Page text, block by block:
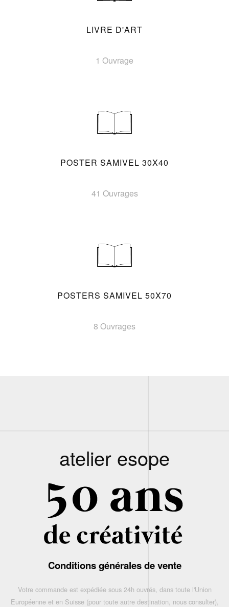
LIVRE D'ART
1 Ouvrage
POSTER SAMIVEL 30X40
41 Ouvrages
POSTERS SAMIVEL 50X70
8 Ouvrages
atelier esope
Conditions générales de vente
Votre commande est expédiée sous 24h ouvrés, dans toute l'Union
Européenne et en Suisse (pour toute autre destination, nous consulter),